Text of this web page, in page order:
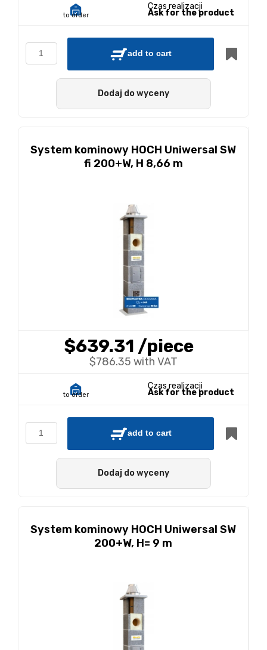
to order
Czas realizacji
Ask for the product
add to cart
Dodaj do wyceny
System kominowy HOCH Uniwersal SW
fi 200+W, H 8,66 m
$639.31 /piece
$786.35 with VAT
to order
Czas realizacji
Ask for the product
add to cart
Dodaj do wyceny
System kominowy HOCH Uniwersal SW
200+W, H= 9 m